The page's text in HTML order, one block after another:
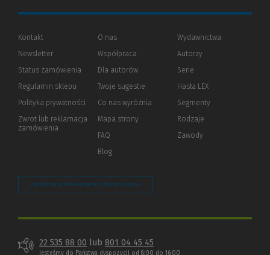
Kontakt
Newsletter
Status zamówienia
Regulamin sklepu
Polityka prywatności (Nowe
(Link
innej
Zwrot lub reklamacja
zamówienia
O nas
Współpraca
Dla autorów(Nowe
(Link
innej
strony)
Twoje sugestie
Co nas wyróżnia
Mapa strony
FAQ
Blog
Wydawnictwa
Autorzy
Serie
Hasła LEX
Segmenty
Rodzaje
Zawody
Zarządzaj preferencjami plików cookie
22 535 88 00 lub 801 04 45 45
Jesteśmy do Państwa dyspozycji od 8:00 do 16:00